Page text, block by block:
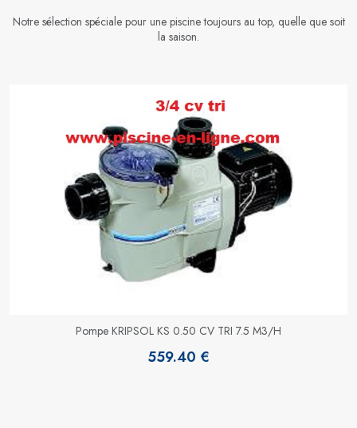
Notre sélection spéciale pour une piscine toujours au top, quelle que soit
la saison.
Pompe KRIPSOL KS 0.50 CV TRI 7.5 M3/H
559.40 €